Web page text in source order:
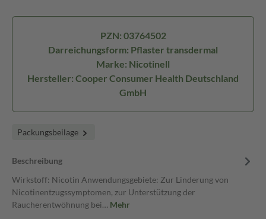
PZN: 03764502
Darreichungsform: Pflaster transdermal
Marke: Nicotinell
Hersteller: Cooper Consumer Health Deutschland
GmbH
Packungsbeilage
Beschreibung
Wirkstoff: Nicotin Anwendungsgebiete: Zur Linderung von
Nicotinentzugssymptomen, zur Unterstützung der
Raucherentwöhnung bei… Mehr